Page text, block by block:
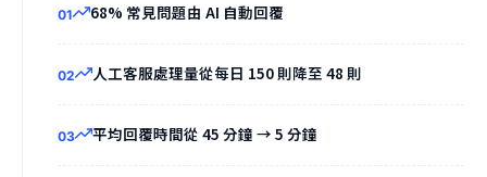
01 68% 常見問題由 AI 自動回覆
02 人工客服處理量從每日 150 則降至 48 則
03 平均回覆時間從 45 分鐘 → 5 分鐘